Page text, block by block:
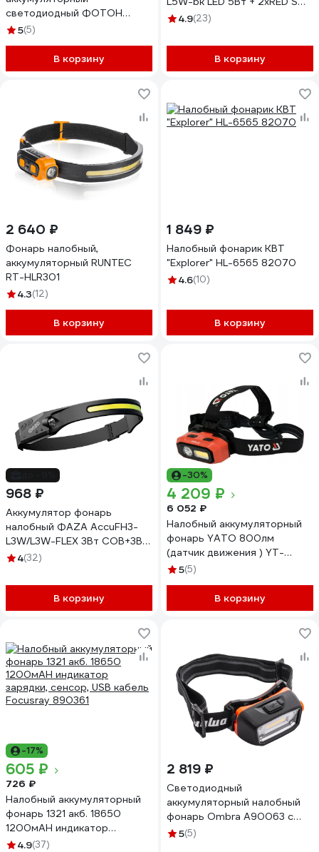
светодиодный ФОТОН
рассеянный свет SA-1850
5(5)
В корзину
IP54 5 режимов: 100проц.
5.5ч/30проц. 65лм 15ч/красн.
28ч/мигающ. красн. 12ч
аккум. управл. жестами черн.
4.9(23)
В корзину
2 640 ₽
Фонарь налобный,
аккумуляторный RUNTEC
RT-HLR301
4.3(12)
В корзину
1 849 ₽
Налобный фонарик КВТ
"Explorer" HL-6565 82070
4.6(10)
В корзину
968 ₽
Аккумулятор фонарь
налобный ФАZА AccuFH3-
L3W/L3W-FLEX 3Вт COB+3Вт
XPE 1200мАч с функцией
режимов 5044937
4(32)
В корзину
-30%
4 209 ₽
6 052 ₽
Налобный аккумуляторный
фонарь YATO 800лм
(датчик движения ) YT-
08594 382708594 092 1
5(5)
В корзину
-17%
605 ₽
726 ₽
Налобный аккумуляторный
фонарь 1321 акб. 18650
1200мАН индикатор
зарядки, сенсор, USB кабель
4.9(37)
2 819 ₽
Светодиодный
аккумуляторный налобный
фонарь Ombra A90063 с
сенсором и световым
5(5)